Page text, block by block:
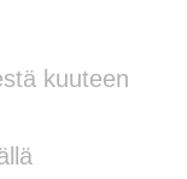
kuuteen